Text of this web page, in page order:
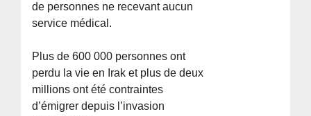
de personnes ne recevant aucun
service médical.
Plus de 600 000 personnes ont
perdu la vie en Irak et plus de deux
millions ont été contraintes
d’émigrer depuis l’invasion